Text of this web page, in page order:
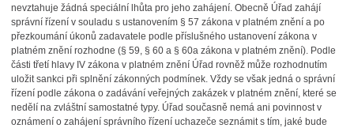
nevztahuje žádná speciální lhůta pro jeho zahájení. Obecně Úřad zahájí
správní řízení v souladu s ustanovením § 57 zákona v platném znění a po
přezkoumání úkonů zadavatele podle příslušného ustanovení zákona v
platném znění rozhodne (§ 59, § 60 a § 60a zákona v platném znění). Podle
části třetí hlavy IV zákona v platném znění Úřad rovněž může rozhodnutím
uložit sankci při splnění zákonných podmínek. Vždy se však jedná o správní
řízení podle zákona o zadávání veřejných zakázek v platném znění, které se
nedělí na zvláštní samostatné typy. Úřad současně nemá ani povinnost v
oznámení o zahájení správního řízení uchazeče seznámit s tím, jaké bude